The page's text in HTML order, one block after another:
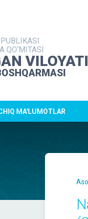
QO‘MITASI
VILOYATI
MA'LUMOTLAR